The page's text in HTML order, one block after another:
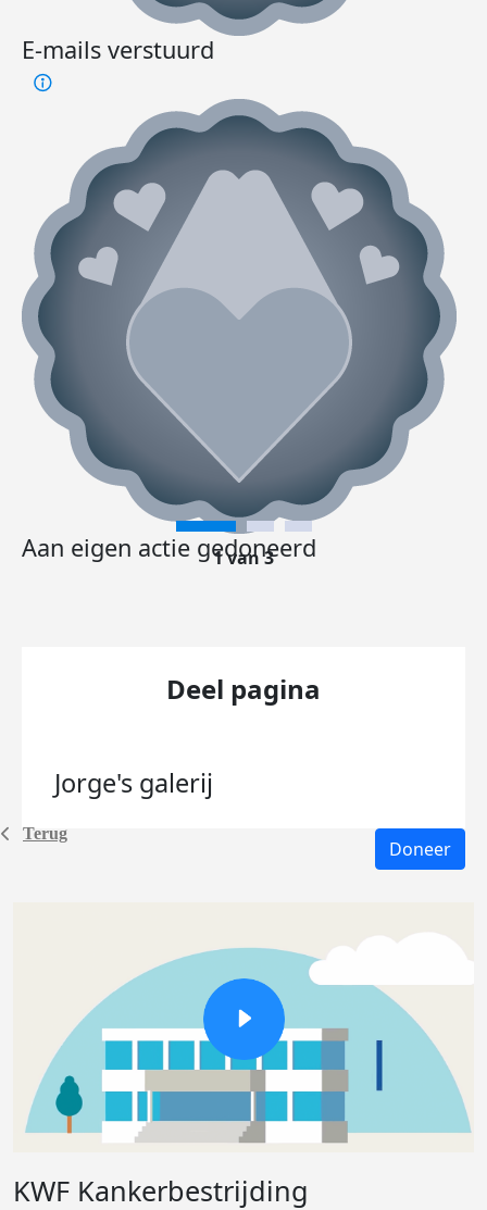
Terug
E-mails verstuurd
Aan eigen actie gedoneerd
1 van 3
Deel pagina
Jorge's galerij
Doneer
KWF Kankerbestrijding